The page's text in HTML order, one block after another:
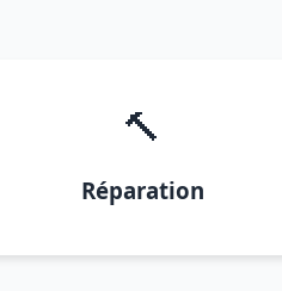
🔨
Réparation